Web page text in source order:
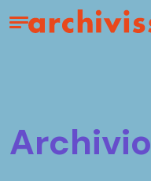
Home page
Apri il menu
archivio